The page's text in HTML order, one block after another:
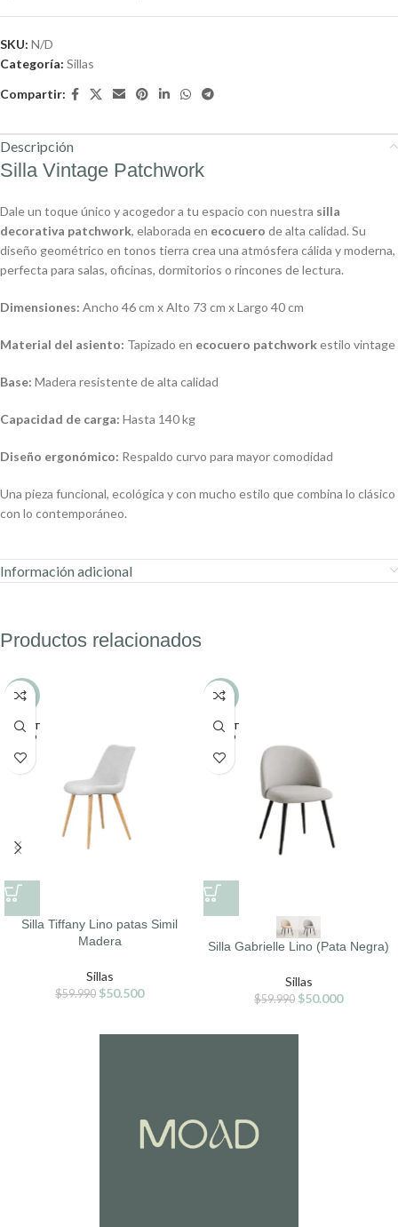
SKU: N/D
Categoría: Sillas
Compartir:
Descripción
Silla Vintage Patchwork
Dale un toque único y acogedor a tu espacio con nuestra silla
decorativa patchwork, elaborada en ecocuero de alta calidad. Su
diseño geométrico en tonos tierra crea una atmósfera cálida y moderna,
perfecta para salas, oficinas, dormitorios o rincones de lectura.
Dimensiones: Ancho 46 cm x Alto 73 cm x Largo 40 cm
Material del asiento: Tapizado en ecocuero patchworkestilo vintage
Base: Madera resistente de alta calidad
Capacidad de carga: Hasta 140 kg
Diseño ergonómico: Respaldo curvo para mayor comodidad
Una pieza funcional, ecológica y con mucho estilo que combina lo clásico
con lo contemporáneo.
Información adicional
Productos relacionados
-16%
AGOT
ADO
Silla Tiffany Lino patas Simil
Madera
Sillas
$59.990 $50.500
-17%
AGOT
ADO
Silla Gabrielle Lino (Pata Negra)
Sillas
$59.990 $50.000